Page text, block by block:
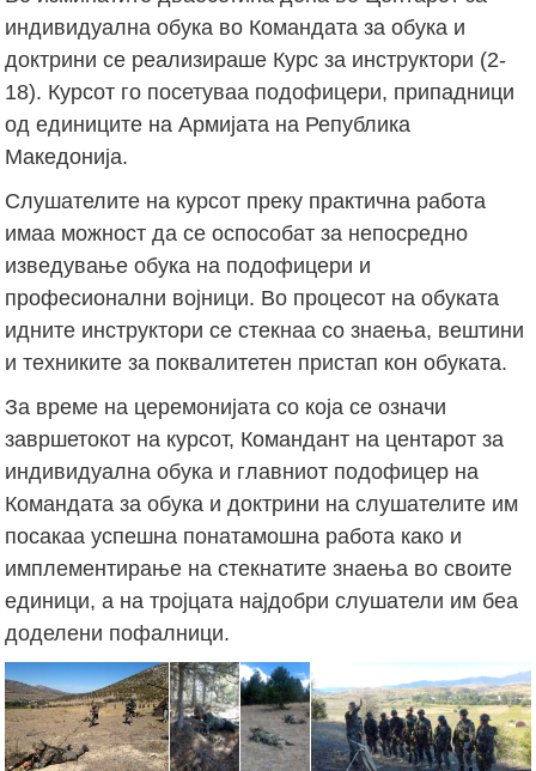
индивидуална обука во Командата за обука и
доктрини се реализираше Курс за инструктори (2-
18). Курсот го посетуваа подофицери, припадници
од единиците на Армијата на Република
Македонија.
Слушателите на курсот преку практична работа
имаа можност да се оспособат за непосредно
изведување обука на подофицери и
професионални војници. Во процесот на обуката
идните инструктори се стекнаа со знаења, вештини
и техниките за поквалитетен пристап кон обуката.
За време на церемонијата со која се означи
завршетокот на курсот, Командант на центарот за
индивидуална обука и главниот подофицер на
Командата за обука и доктрини на слушателите им
посакаа успешна понатамошна работа како и
имплементирање на стекнатите знаења во своите
единици, а на тројцата најдобри слушатели им беа
доделени пофалници.